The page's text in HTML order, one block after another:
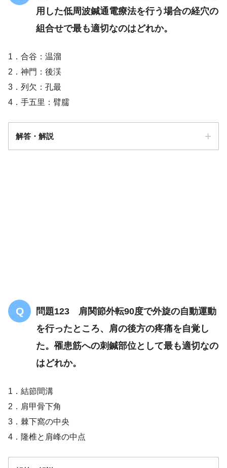
A＝評価（S・Oをもとにした患者の状態の評価・考察）
用した低周波鍼通電療法を行う場合の経穴の
組合せで最も適切なのはどれか。
1．合谷：温溜
2．神門：後渓
3．列欠：孔最
4．手五里：臂臑
解答・解説
問題123 肩関節外転90度で外旋の自動運動
を行ったところ、肩の後方の疼痛を自覚し
た。罹患筋への刺鍼部位として最も適切なの
はどれか。
1．結節間溝
2．肩甲骨下角
3．棘下窩の中央
4．隆椎と肩峰の中点